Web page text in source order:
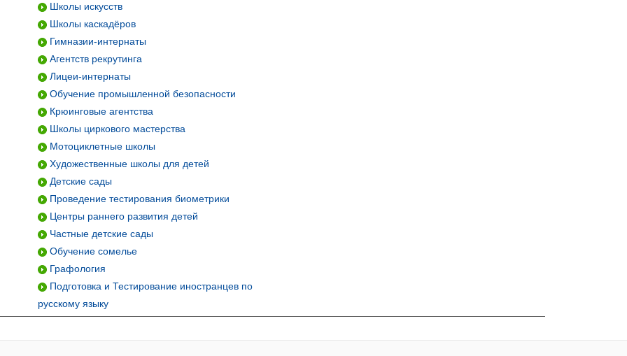
Школы искусств
Школы каскадёров
Гимназии-интернаты
Агентств рекрутинга
Лицеи-интернаты
Обучение промышленной безопасности
Крюинговые агентства
Школы циркового мастерства
Мотоциклетные школы
Художественные школы для детей
Детские сады
Проведение тестирования биометрики
Центры раннего развития детей
Частные детские сады
Обучение сомелье
Графология
Подготовка и Тестирование иностранцев по
русскому языку